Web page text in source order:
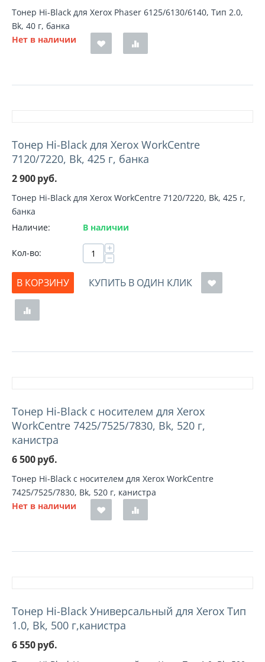
Тонер Hi-Black для Xerox Phaser 6125/6130/6140, Тип 2.0,
Bk, 40 г, банка
Нет в наличии
Тонер Hi-Black для Xerox WorkCentre
7120/7220, Bk, 425 г, банка
2 900руб.
Тонер Hi-Black для Xerox WorkCentre 7120/7220, Bk, 425 г,
банка
Наличие:
В наличии
Кол-во: +
−
В КОРЗИНУ
КУПИТЬ В ОДИН КЛИК
Тонер Hi-Black с носителем для Xerox
WorkCentre 7425/7525/7830, Bk, 520 г,
канистра
6 500руб.
Тонер Hi-Black с носителем для Xerox WorkCentre
7425/7525/7830, Bk, 520 г, канистра
Нет в наличии
Тонер Hi-Black Универсальный для Xerox Тип
1.0, Bk, 500 г,канистра
6 550руб.